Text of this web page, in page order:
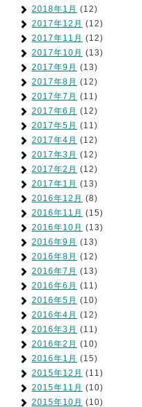
2018年1月 (12)
2017年12月 (12)
2017年11月 (12)
2017年10月 (13)
2017年9月 (13)
2017年8月 (12)
2017年7月 (11)
2017年6月 (12)
2017年5月 (11)
2017年4月 (12)
2017年3月 (12)
2017年2月 (12)
2017年1月 (13)
2016年12月 (8)
2016年11月 (15)
2016年10月 (13)
2016年9月 (13)
2016年8月 (12)
2016年7月 (13)
2016年6月 (11)
2016年5月 (10)
2016年4月 (12)
2016年3月 (11)
2016年2月 (10)
2016年1月 (15)
2015年12月 (11)
2015年11月 (10)
2015年10月 (10)